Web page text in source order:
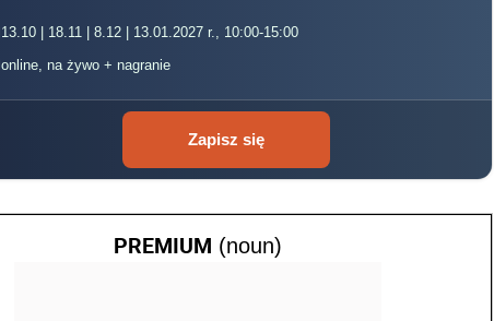
13.10 | 18.11 | 8.12 | 13.01.2027 r., 10:00-15:00
online, na żywo + nagranie
Zapisz się
PREMIUM (noun)